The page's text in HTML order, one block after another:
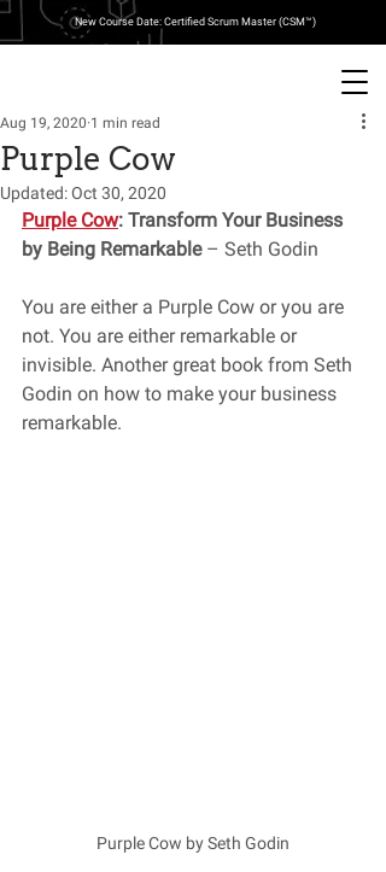
New Course Date: Certified Scrum Master (CSM™)
Purple Cow
Aug 19, 2020 1 min read
Updated:Oct 30, 2020
Purple Cow: Transform Your Business
by Being Remarkable – Seth Godin
You are either a Purple Cow or you are
not. You are either remarkable or
invisible. Another great book from Seth
Godin on how to make your business
remarkable.
Purple Cow by Seth Godin